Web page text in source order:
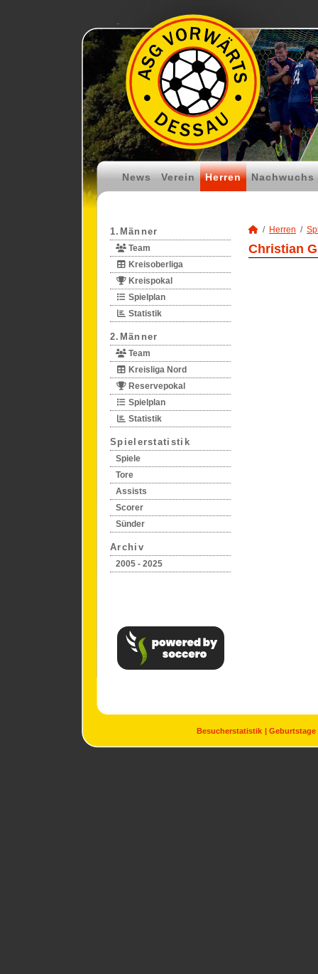
News Verein Herren Nachwuchs
1.Männer
Team
Kreisoberliga
Kreispokal
Spielplan
Statistik
2.Männer
Team
Kreisliga Nord
Reservepokal
Spielplan
Statistik
Spielerstatistik
Spiele
Tore
Assists
Scorer
Sünder
Archiv
2005 - 2025
Herren
Christian
Besucherstatistik Geburtstage